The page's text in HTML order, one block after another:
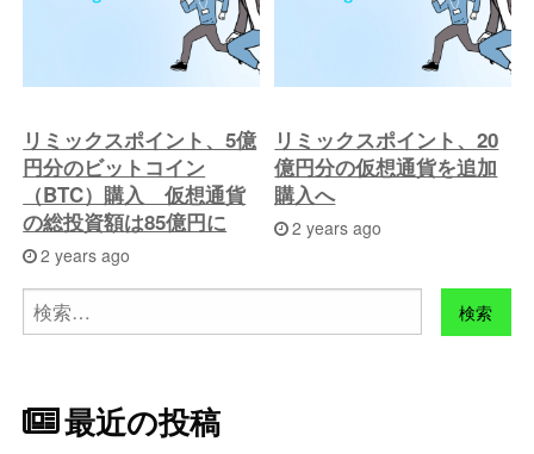
リミックスポイント、5億
円分のビットコイン
（BTC）購入 仮想通貨
の総投資額は85億円に
2 years ago
リミックスポイント、20
億円分の仮想通貨を追加
購入へ
2 years ago
検
索:
最近の投稿